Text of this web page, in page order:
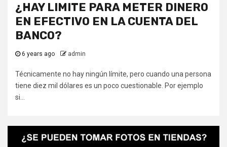
¿HAY LIMITE PARA METER DINERO
EN EFECTIVO EN LA CUENTA DEL
BANCO?
6 years ago admin
Técnicamente no hay ningún límite, pero cuando una persona
tiene diez mil dólares es un poco cuestionable. Por ejemplo
si...